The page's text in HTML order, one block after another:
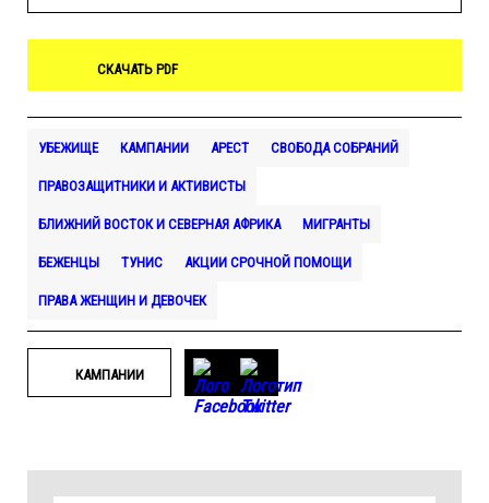
СКАЧАТЬ PDF
УБЕЖИЩЕ КАМПАНИИ АРЕСТ СВОБОДА СОБРАНИЙ
ПРАВОЗАЩИТНИКИ И АКТИВИСТЫ
БЛИЖНИЙ ВОСТОК И СЕВЕРНАЯ АФРИКА МИГРАНТЫ
БЕЖЕНЦЫ ТУНИС АКЦИИ СРОЧНОЙ ПОМОЩИ
ПРАВА ЖЕНЩИН И ДЕВОЧЕК
КАМПАНИИ